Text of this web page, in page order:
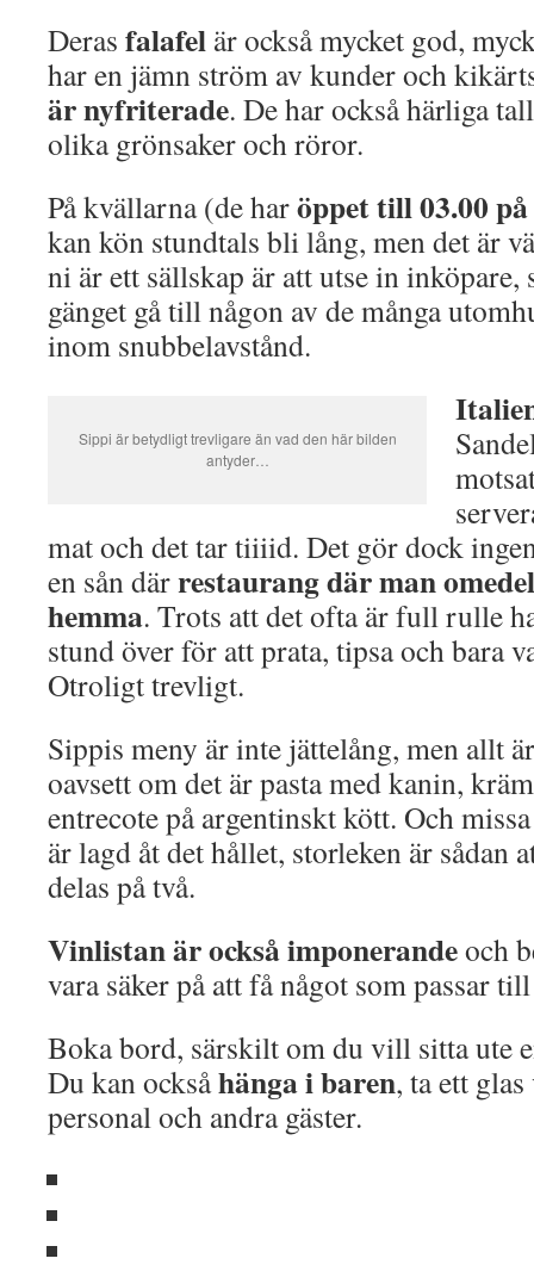
Deras falafel är också mycket god,
har en jämn ström av kunder och
är nyfriterade. De har också härliga
olika grönsaker och röror.
På kvällarna (de haröppet till 03.00
kan kön stundtals bli lång, men det är
ni är ett sällskap är att utse in inköpare,
gänget gå till någon av de många
inom snubbelavstånd.
Sippi är betydligt trevligare än vad den här bilden
antyder…
mat och det tar tiiiid. Det gör dock
en sån därrestaurang där man
hemma. Trots att det ofta är full rulle
stund över för att prata, tipsa och bara
Otroligt trevligt.
Sippis meny är inte jättelång, men allt är
oavsett om det är pasta med kanin,
entrecote på argentinskt kött. Och
är lagd åt det hållet, storleken är sådan
delas på två.
Vinlistan är också imponerandeoch
vara säker på att få något som passar
Boka bord, särskilt om du vill sitta ute
Du kan ocksåhänga i baren, ta ett
personal och andra gäster.